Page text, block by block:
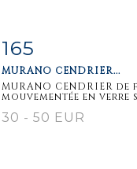
Item detail
165
MURANO CENDRIER...
MURANO CENDRIER
mouvementée en verre
30 - 50 EUR